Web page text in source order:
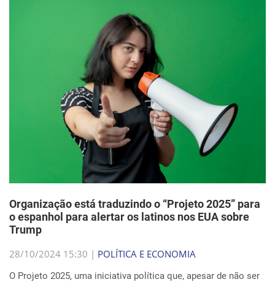
Organização está traduzindo o “Projeto 2025” para
o espanhol para alertar os latinos nos EUA sobre
Trump
28/10/2024 15:30 | POLÍTICA E ECONOMIA
O Projeto 2025, uma iniciativa política que, apesar de não ser